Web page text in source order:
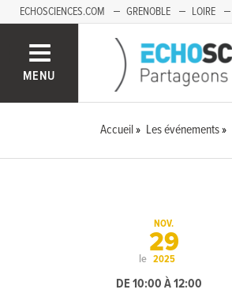
ECHOSCIENCES.COM GRENOBLE LOIRE
MENU
Accueil Les événements
le
NOV.
29
2025
DE 10:00 À 12:00